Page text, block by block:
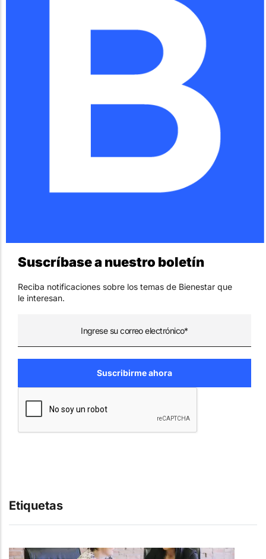
Suscríbase a nuestro boletín
Reciba notificaciones sobre los temas de Bienestar que
le interesan.
Etiquetas